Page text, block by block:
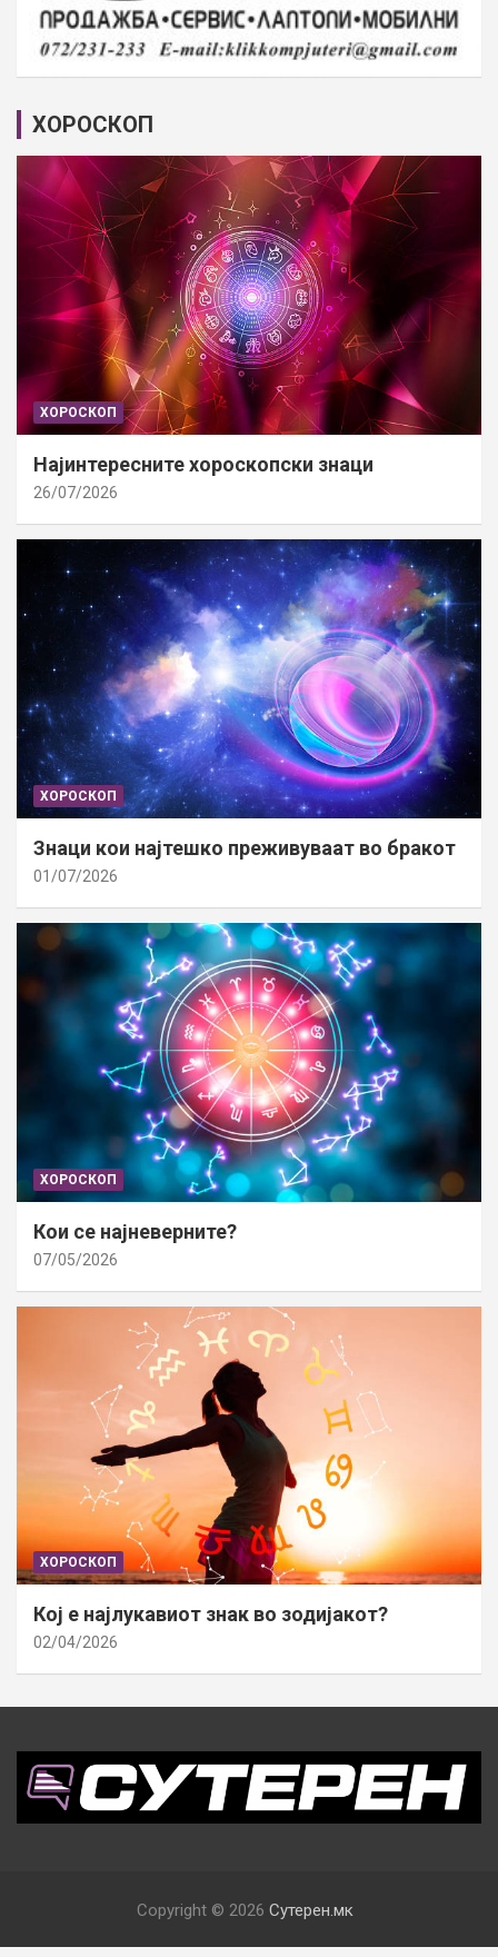
ХОРОСКОП
ХОРОСКОП
Најинтересните хороскопски знаци
26/07/2026
ХОРОСКОП
Знаци кои најтешко преживуваат во бракот
01/07/2026
ХОРОСКОП
Кои се најневерните?
07/05/2026
ХОРОСКОП
Кој е најлукавиот знак во зодијакот?
02/04/2026
Copyright © 2026 Сутерен.мк